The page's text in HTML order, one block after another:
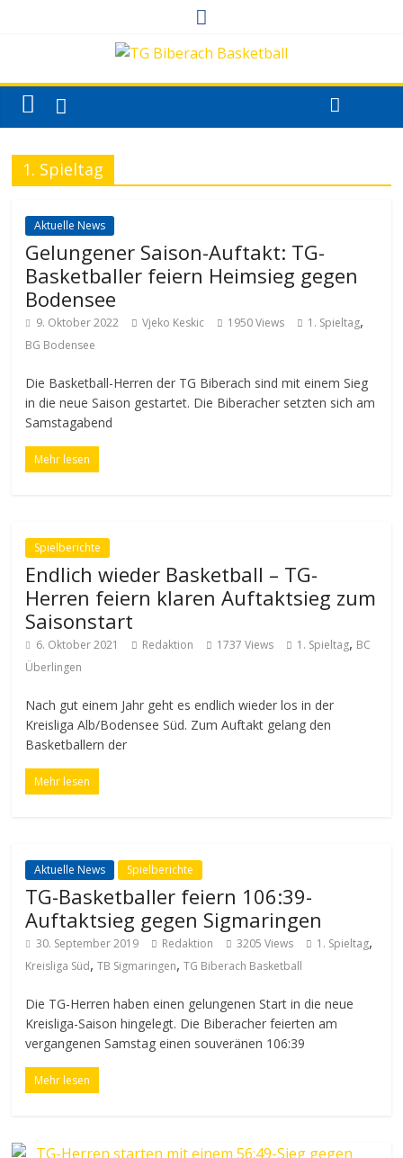
1. Spieltag
Aktuelle News
Gelungener Saison-Auftakt: TG-
Basketballer feiern Heimsieg gegen
Bodensee
9. Oktober 2022 Vjeko Keskic 1950 Views 1. Spieltag,
BG Bodensee
Die Basketball-Herren der TG Biberach sind mit einem Sieg
in die neue Saison gestartet. Die Biberacher setzten sich am
Samstagabend
Mehr lesen
Spielberichte
Endlich wieder Basketball – TG-
Herren feiern klaren Auftaktsieg zum
Saisonstart
6. Oktober 2021 Redaktion 1737 Views 1. Spieltag, BC
Überlingen
Nach gut einem Jahr geht es endlich wieder los in der
Kreisliga Alb/Bodensee Süd. Zum Auftakt gelang den
Basketballern der
Mehr lesen
Aktuelle News Spielberichte
TG-Basketballer feiern 106:39-
Auftaktsieg gegen Sigmaringen
30. September 2019 Redaktion 3205 Views 1. Spieltag,
Kreisliga Süd,TB Sigmaringen,TG Biberach Basketball
Die TG-Herren haben einen gelungenen Start in die neue
Kreisliga-Saison hingelegt. Die Biberacher feierten am
vergangenen Samstag einen souveränen 106:39
Mehr lesen